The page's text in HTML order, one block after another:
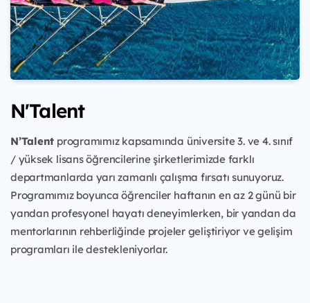
N'Talent
N’Talent programımız kapsamında üniversite 3. ve 4. sınıf
/ yüksek lisans öğrencilerine şirketlerimizde farklı
departmanlarda yarı zamanlı çalışma fırsatı sunuyoruz.
Programımız boyunca öğrenciler haftanın en az 2 günü bir
yandan profesyonel hayatı deneyimlerken, bir yandan da
mentorlarının rehberliğinde projeler geliştiriyor ve gelişim
programları ile destekleniyorlar.